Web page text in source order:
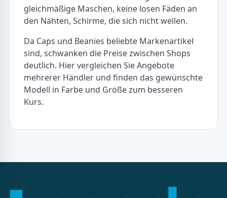
gleichmäßige Maschen, keine losen Fäden an
den Nähten, Schirme, die sich nicht wellen.
Da Caps und Beanies beliebte Markenartikel
sind, schwanken die Preise zwischen Shops
deutlich. Hier vergleichen Sie Angebote
mehrerer Händler und finden das gewünschte
Modell in Farbe und Größe zum besseren
Kurs.